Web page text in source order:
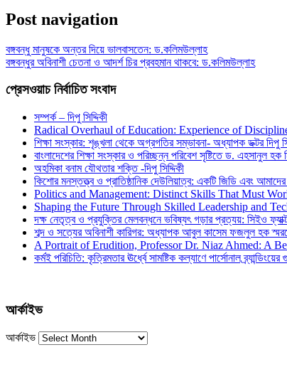
Post navigation
বঙ্গবন্ধু মানুষকে অন্তর দিয়ে ভালবাসতেন: ড.কলিমউল্লাহ
বঙ্গবন্ধুর অবিনাশী চেতনা ও আদর্শ চির প্রবহমান থাকবে: ড.কলিমউল্লাহ
প্রেসওয়াচ নির্বাচিত সংবাদ
সম্পর্ক – দিপু সিদ্দিকী
Radical Overhaul of Education: Experience of
শিক্ষা সংস্কার: শৃঙ্খলা থেকে অগ্রগতির সম্ভাবনা- অধ্যাপক ডক্টর দিপু
বাংলাদেশের শিক্ষা সংস্কার ও পরিচ্ছন্ন পরিবেশ সৃষ্টিতে ড. এহসানুল হক
অহমিকা বনাম যৌথতার শক্তি -দিপু সিদ্দিকী
কিশোর মনস্তত্ত্ব ও প্রাতিষ্ঠানিক দেউলিয়াত্ব: একটি জিডি এবং আমাদের
Politics and Management: Distinct Skills That Must
Shaping the Future Through Skilled Leadership and
দক্ষ নেতৃত্ব ও প্রযুক্তির মেলবন্ধনে ভবিষ্যৎ গড়ার প্রত্যয়: সিইও
শব্দ ও সত্যের অবিনাশী কারিগর: অধ্যাপক আবুল কাসেম ফজলুল হক স্মরণে
A Portrait of Erudition, Professor Dr. Niaz Ahmed: A
কর্মই পরিচিতি: কৃত্রিমতার ঊর্ধ্বে সামষ্টিক কল্যাণে পার্সোনাল
আর্কাইভ
আর্কাইভ